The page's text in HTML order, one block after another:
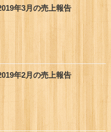
年3月の売上報告
年2月の売上報告